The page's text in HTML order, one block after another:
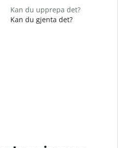
Kan du upprepa det?
Kan du gjenta det?